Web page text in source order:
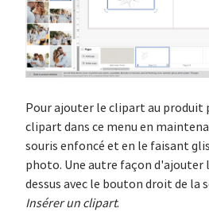
Pour ajouter le clipart au
clipart dans ce menu en
souris enfoncé et en le faisant
photo. Une autre façon d'ajouter
dessus avec le bouton droit de la
Insérer un clipart.